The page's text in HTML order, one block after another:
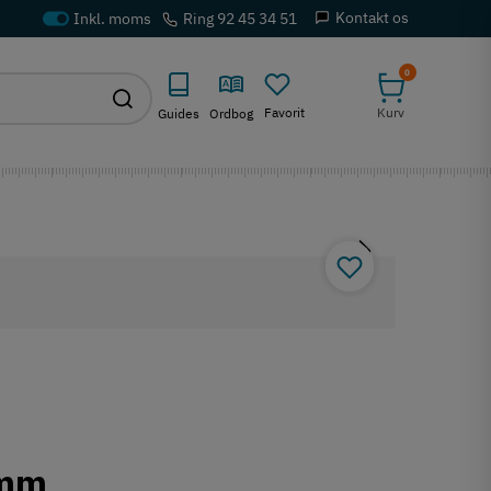
Ring 92 45 34 51 Kontakt os
Guides Ordbog Favorit
0
Kurv